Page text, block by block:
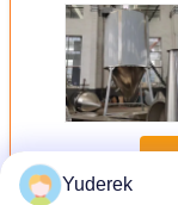
Yuderek